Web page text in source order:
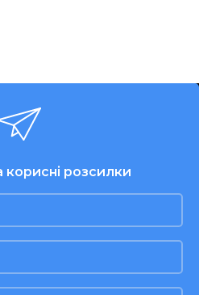
корисні розсилки